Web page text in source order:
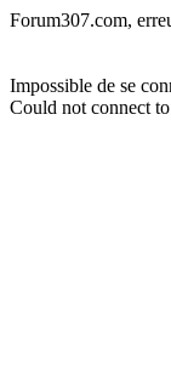
Forum307.com,
Impossible de se
Could not connect to